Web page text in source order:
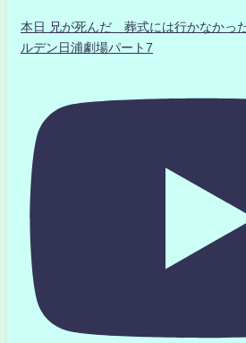
本日 兄が死んだ 葬式には行かなか
ルデン日浦劇場パート7